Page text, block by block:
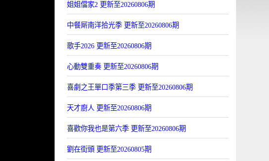
姐姐儅家2 更新至20260806期
中餐厛南洋拾光季 更新至20260806期
歌手2026 更新至20260806期
心動雙重奏 更新至20260806期
喜劇之王單口季第三季 更新至20260806期
天才廚人 更新至20260806期
喜歡你我也是第六季 更新至20260806期
劉在街頭 更新至20260805期